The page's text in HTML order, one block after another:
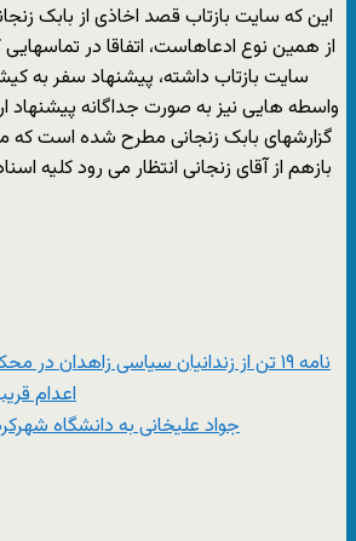
از همین نوع ادعاهاست، اتفاقا در تماسهایی
سایت بازتاب داشته، پیشنهاد سفر به
واسطه هایی نیز به صورت جداگانه پیشنهاد
گزارشهای بابک زنجانی مطرح شده است که
بازهم از آقای زنجانی انتظار می رود کلیه
نامه ۱۹ تن از زندانیان سیاسی زاهدان در
اعدام
جواد علیخانی به دانشگاه